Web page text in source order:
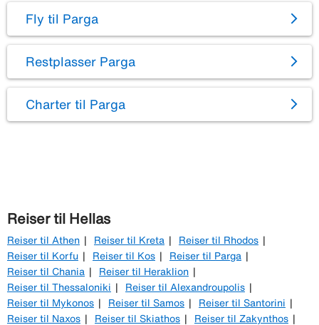
Fly til Parga
Restplasser Parga
Charter til Parga
Reiser til Hellas
Reiser til Athen Reiser til Kreta
Reiser til Rhodos
Reiser til Korfu
Reiser til Kos
Reiser til Parga
Reiser til Chania
Reiser til Heraklion
Reiser til Thessaloniki
Reiser til Alexandroupolis
Reiser til Mykonos
Reiser til Samos
Reiser til Santorini
Reiser til Naxos
Reiser til Skiathos
Reiser til Zakynthos